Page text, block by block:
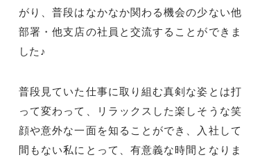
がり、普段はなかなか関わる機会の少ない他
部署・他支店の社員と交流することができま
した♪
普段見ていた仕事に取り組む真剣な姿とは打
って変わって、リラックスした楽しそうな笑
顔や意外な一面を知ることができ、入社して
間もない私にとって、有意義な時間となりま